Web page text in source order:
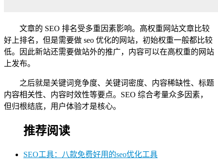
文章的 SEO 排名受多重因素影响。高权重网站文章比较
好上排名，但是需要做 seo 优化的网站，初始权重一般都比较
低。因此新站还需要做站外的推广，内容可以在高权重的网站
上发布。
之后就是关键词竞争度、关键词密度、内容稀缺性、标题
内容相关性、内容时效性等要点。SEO 综合考量众多因素，
但归根结底，用户体验才是核心。
推荐阅读
SEO工具：八款免费好用的seo优化工具